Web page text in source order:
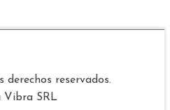
derechos reservados.
Vibra SRL